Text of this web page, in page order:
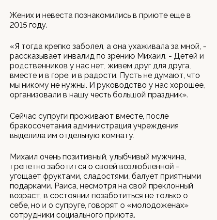
Жених и невеста познакомились в приюте еще в
2015 году.
«Я тогда крепко заболел, а она ухаживала за мной, -
рассказывает инвалид по зрению Михаил. - Детей и
родственников у нас нет, живем друг для друга,
вместе и в горе, и в радости. Пусть не думают, что
мы никому не нужны. И руководство у нас хорошее,
организовали в нашу честь большой праздник».
Сейчас супруги проживают вместе, после
бракосочетания администрация учреждения
выделила им отдельную комнату.
Михаил очень позитивный, улыбчивый мужчина,
трепетно заботится о своей возлюбленной -
угощает фруктами, сладостями, балует приятными
подарками. Раиса, несмотря на свой преклонный
возраст, в состоянии позаботиться не только о
себе, но и о супруге, говорят о «молодоженах»
сотрудники социального приюта.